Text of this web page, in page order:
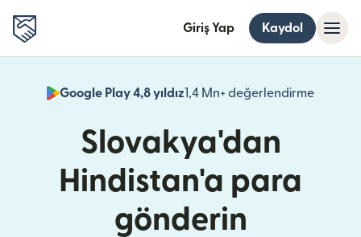
Giriş Yap Kaydol
Google Play 4,8 yıldız1,4 Mn+ değerlendirme
Slovakya'dan
Hindistan'a para
gönderin